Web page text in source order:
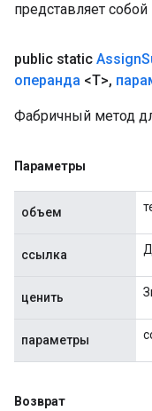
представляет
public static Assign
операнда <T>,
Фабричный метод
Параметры
объем
ссылка
ценить
параметры
Возврат